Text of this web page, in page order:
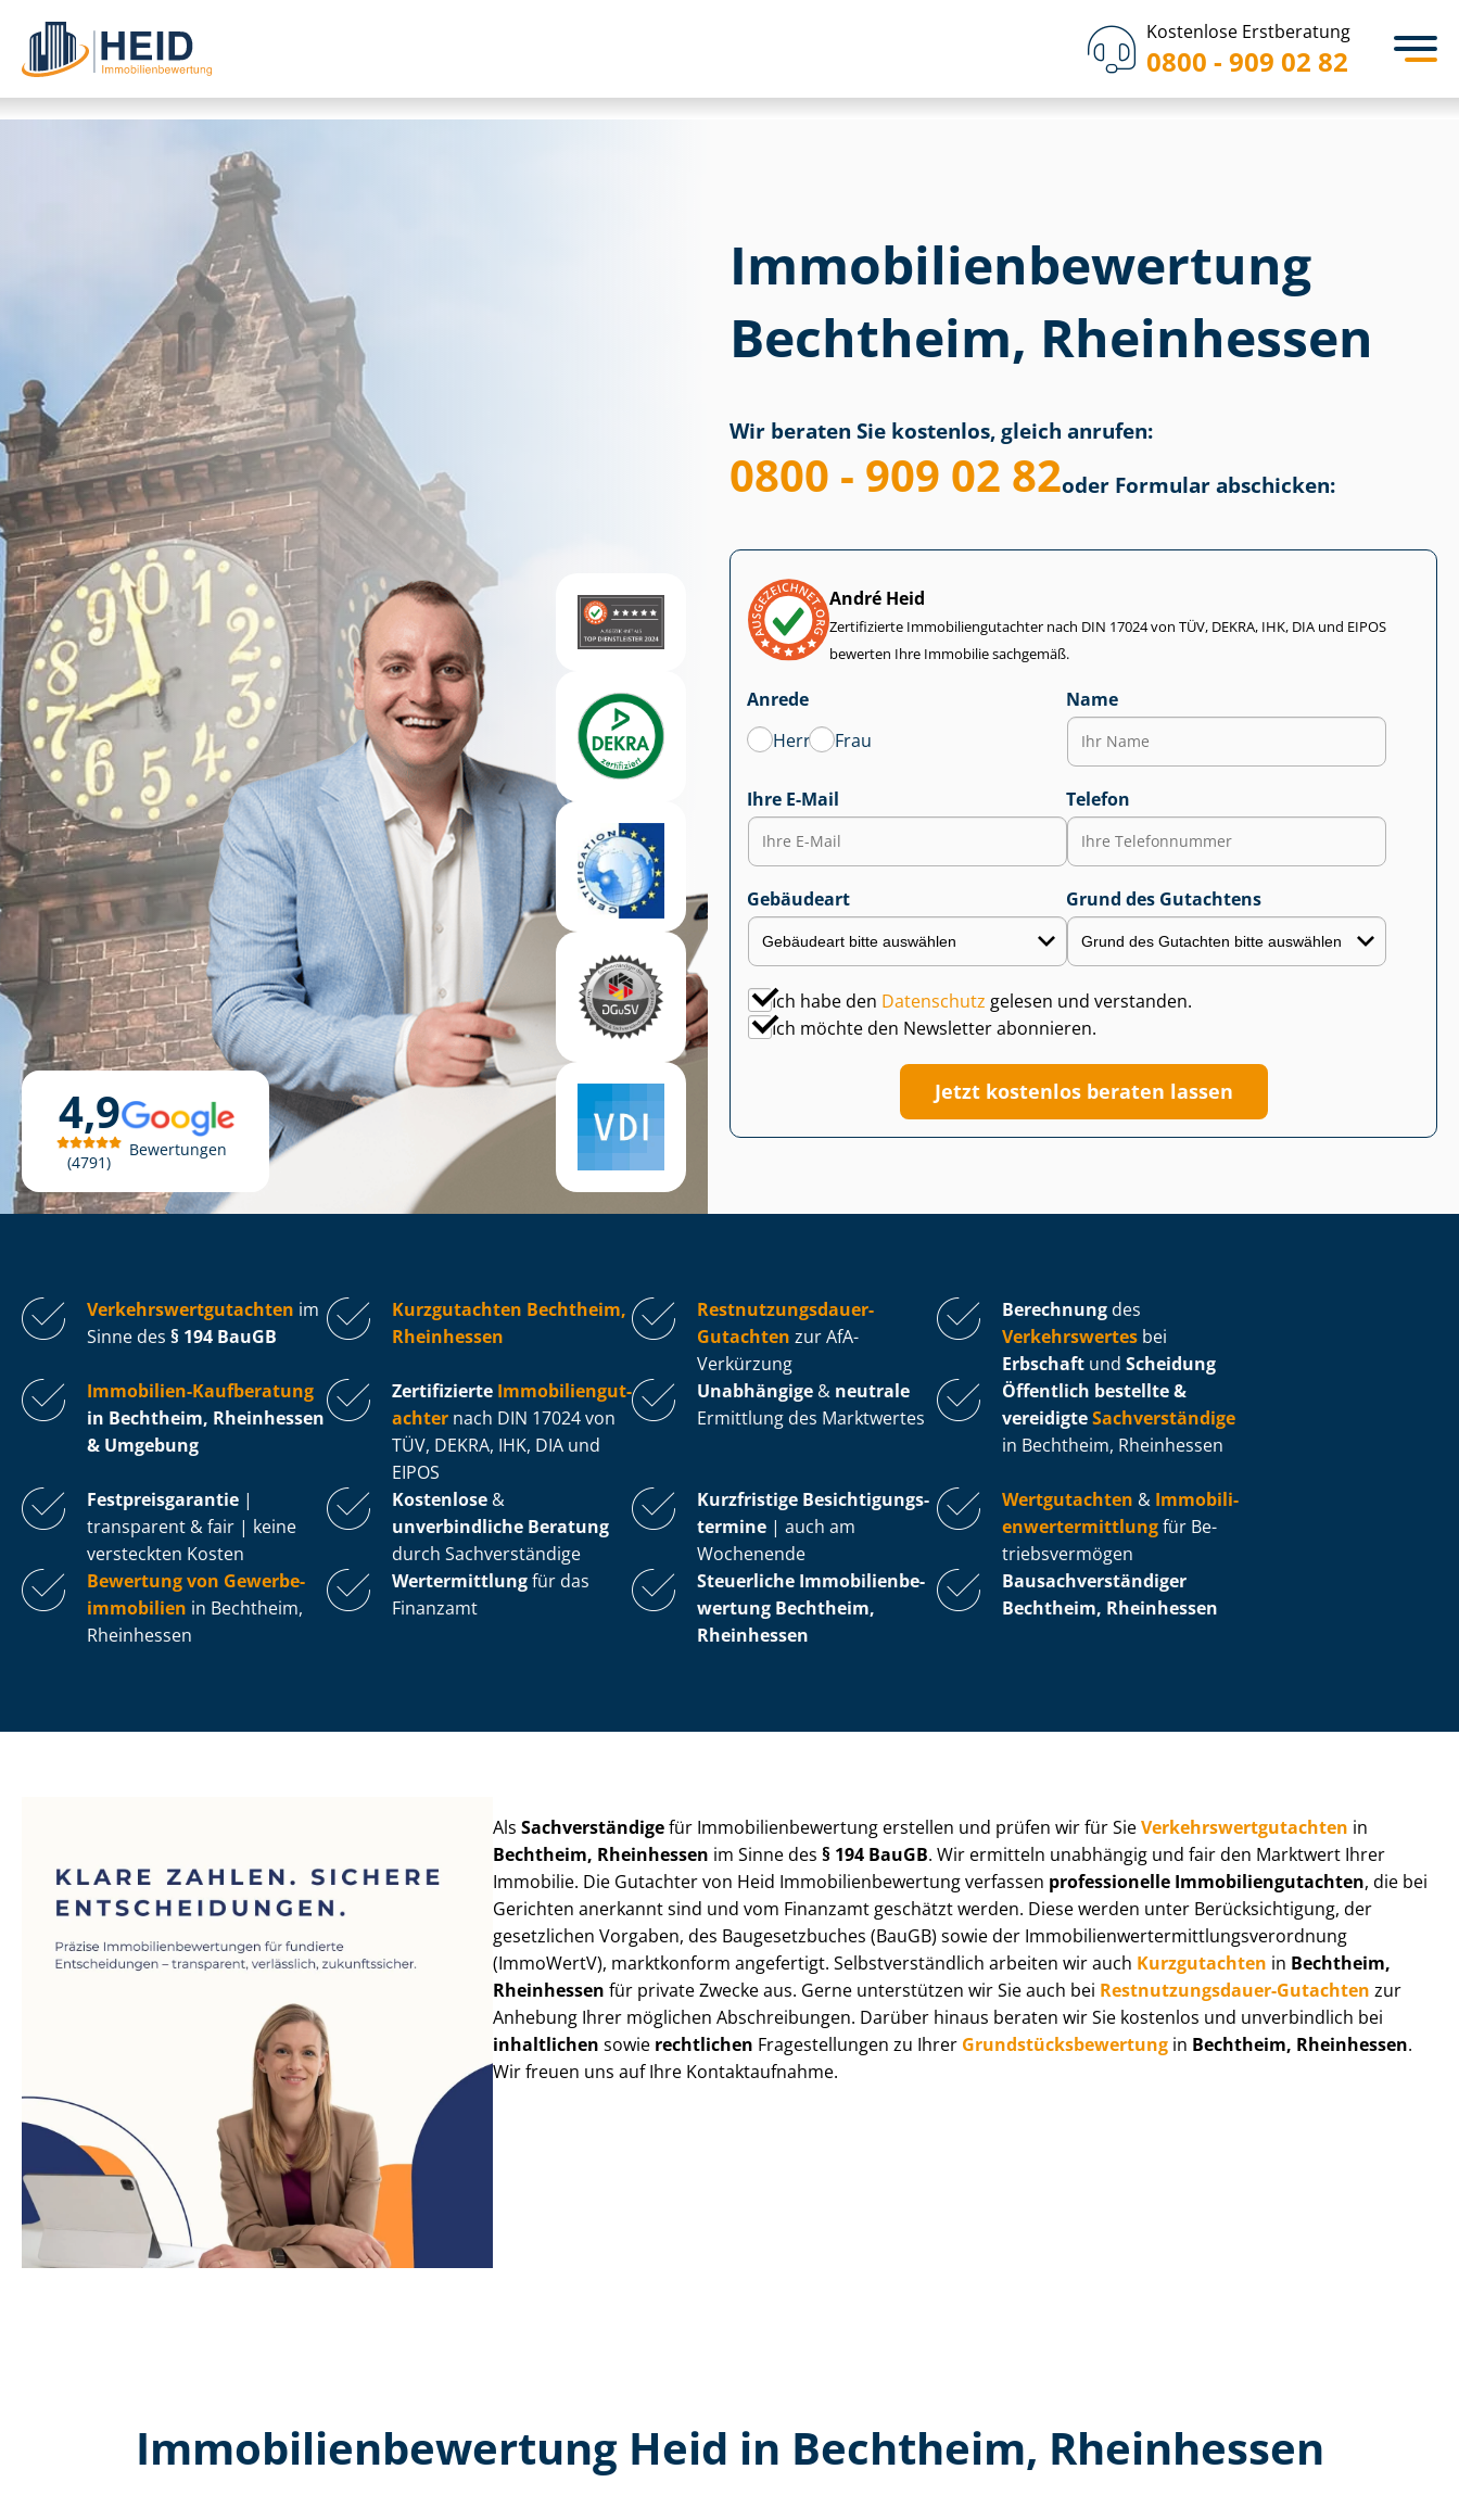
Kostenlose Erstberatung
0800 - 909 02 82
4,9
4791
Bewertungen
Immobilien­bewertung
Bechtheim, Rheinhessen
Wir beraten Sie kostenlos, gleich anrufen:
0800 - 909 02 82oder Formular abschicken:
André Heid
Zertifizierte Im­mo­bi­li­en­gut­ach­ter nach DIN 17024 von TÜV, DEKRA, IHK, DIA und EIPOS
bewerten Ihre Immobilie sachgemäß.
Anrede
Herr
Frau
Name
Ihre E-Mail Telefon
Gebäudeart Grund des Gutachtens
Ich habe den Datenschutz gelesen und verstanden.
Ich möchte den Newsletter abonnieren.
Jetzt kostenlos beraten lassen
Ver­kehrs­wert­gut­ach­ten im
Sinne des § 194 BauGB
Kurzgutachten Bechtheim,
Rheinhessen
Rest­nut­zungs­dau­er-
Gutachten zur AfA-
Verkürzung
Berechnung des
Verkehrswertes bei
Erbschaft und Scheidung
Immobilien-Kaufberatung
in Bechtheim, Rheinhessen
& Umgebung
Zertifizierte Im­mo­bi­li­en­gut­
ach­ter nach DIN 17024 von
TÜV, DEKRA, IHK, DIA und
EIPOS
Unabhängige & neutrale
Ermittlung des Marktwertes
Öffentlich bestellte &
vereidigteSachverständige
in Bechtheim, Rheinhessen
Fest­preis­ga­ran­tie |
transparent & fair | keine
versteckten Kosten
Kostenlose &
unverbindliche Beratung
durch Sachverständige
Kurzfristige Be­sich­ti­gungs­
ter­mi­ne | auch am
Wochenende
Wertgutachten & Im­mo­bi­li­
en­wert­ermitt­lungfür Be­
triebs­ver­mö­gen
Bewertung von Ge­wer­be­
im­mo­bi­li­en in Bechtheim,
Rheinhessen
Wertermittlungfür das
Finanzamt
Steuerliche Im­mo­bi­li­en­be­
wer­tung Bechtheim,
Rheinhessen
Bau­sach­ver­stän­di­ger
Bechtheim, Rheinhessen
AlsSachverständigefür Im­mo­bi­li­en­be­wer­tung erstellen und prüfen wir für SieVer­kehrs­wert­gut­ach­ten in
Bechtheim, Rheinhessen im Sinne des§ 194 BauGB. Wir ermitteln unabhängig und fair den Marktwert Ihrer
Immobilie. Die Gutachter von Heid Im­mo­bi­li­en­be­wer­tung verfassen professionelle Im­mo­bi­li­en­gut­ach­ten, die bei
Gerichten anerkannt sind und vom Finanzamt geschätzt werden. Diese werden unter Be­rück­sich­ti­gung, der
gesetzlichen Vorgaben, des Baugesetzbuches (BauGB) sowie der Im­mo­bi­li­en­wert­ermitt­lungs­ver­ord­nung
(ImmoWertV), marktkonform angefertigt. Selbst­ver­ständ­lich arbeiten wir auch Kurzgutachten in Bechtheim,
Rheinhessen für private Zwecke aus. Gerne unterstützen wir Sie auch bei Rest­nut­zungs­dau­er-Gutachten zur
Anhebung Ihrer möglichen Abschreibungen. Darüber hinaus beraten wir Sie kostenlos und unverbindlich bei
inhaltlichen sowie rechtlichen Fragestellungen zu Ihrer Grund­stücks­be­wer­tung in Bechtheim, Rheinhessen.
Wir freuen uns auf Ihre Kontaktaufnahme.
Immobilien­bewertung Heid in Bechtheim, Rheinhessen